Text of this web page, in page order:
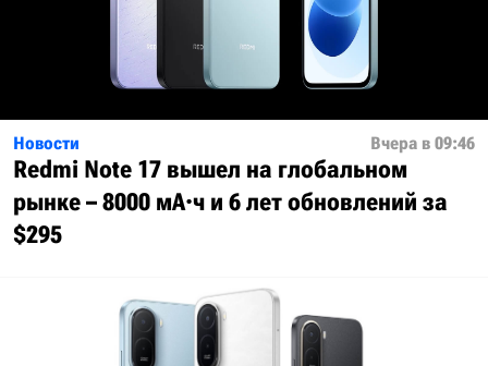
Новости Вчера в 09:46
Redmi Note 17 вышел на глобальном
рынке – 8000 мА·ч и 6 лет обновлений за
$295